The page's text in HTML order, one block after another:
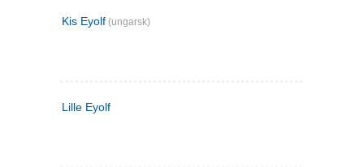
Kis Eyolf (ungarsk)
Lille Eyolf